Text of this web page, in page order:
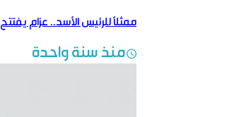
ممثلاً للرئيس الأسد.. عزام يفتتح 4 أسواق في حلب القديمة.. و«العاديات» تحتفل بـ«مئويتها»
منذ سنة واحدة